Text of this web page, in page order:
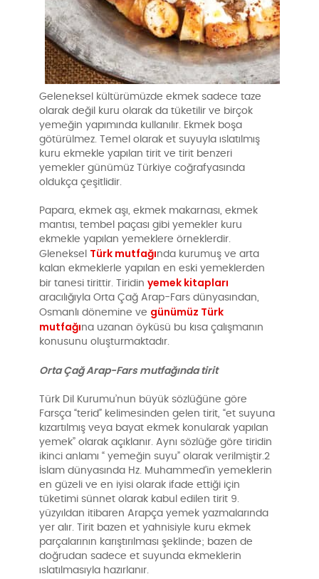
Geleneksel kültürümüzde ekmek sadece taze
olarak değil kuru olarak da tüketilir ve birçok
yemeğin yapımında kullanılır. Ekmek boşa
götürülmez. Temel olarak et suyuyla ıslatılmış
kuru ekmekle yapılan tirit ve tirit benzeri
yemekler günümüz Türkiye coğrafyasında
oldukça çeşitlidir.
Papara, ekmek aşı, ekmek makarnası, ekmek
mantısı, tembel paçası gibi yemekler kuru
ekmekle yapılan yemeklere örneklerdir.
Gleneksel Türk mutfağında kurumuş ve arta
kalan ekmeklerle yapılan en eski yemeklerden
bir tanesi tirittir. Tiridinyemek kitapları
aracılığıyla Orta Çağ Arap-Fars dünyasından,
Osmanlı dönemine ve günümüz Türk
mutfağına uzanan öyküsü bu kısa çalışmanın
konusunu oluşturmaktadır.
Orta Çağ Arap-Fars mutfağında tirit
Türk Dil Kurumu’nun büyük sözlüğüne göre
Farsça “terid” kelimesinden gelen tirit, “et suyuna
kızartılmış veya bayat ekmek konularak yapılan
yemek” olarak açıklanır. Aynı sözlüğe göre tiridin
ikinci anlamı “ yemeğin suyu” olarak verilmiştir.2
İslam dünyasında Hz. Muhammed’in yemeklerin
en güzeli ve en iyisi olarak ifade ettiği için
tüketimi sünnet olarak kabul edilen tirit 9.
yüzyıldan itibaren Arapça yemek yazmalarında
yer alır. Tirit bazen et yahnisiyle kuru ekmek
parçalarının karıştırılması şeklinde; bazen de
doğrudan sadece et suyunda ekmeklerin
ıslatılmasıyla hazırlanır.